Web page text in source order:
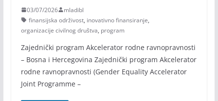
03/07/2026
mladibl
finansijska održivost, inovativno finansiranje,
organizacije civilnog društva, program
Zajednički program Akcelerator rodne ravnopravnosti
– Bosna i Hercegovina Zajednički program Akcelerator
rodne ravnopravnosti (Gender Equality Accelerator
Joint Programme –